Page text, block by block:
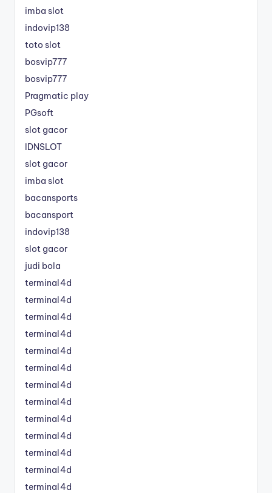
imba slot
indovip138
toto slot
bosvip777
bosvip777
Pragmatic play
PGsoft
slot gacor
IDNSLOT
slot gacor
imba slot
bacansports
bacansport
indovip138
slot gacor
judi bola
terminal4d
terminal4d
terminal4d
terminal4d
terminal4d
terminal4d
terminal4d
terminal4d
terminal4d
terminal4d
terminal4d
terminal4d
terminal4d